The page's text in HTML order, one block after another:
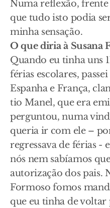
Numa reflexão, frente
que tudo isto podia
minha sensação.
O que diria à Susana
Quando eu tinha uns
férias escolares,
Espanha e França,
tio Manel, que era
perguntou, numa
queria ir com ele –
regressava de férias -
nós nem sabíamos
autorização dos pais.
Formoso fomos
que eu tinha de